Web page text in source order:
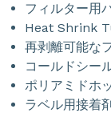
フィルター用
Heat Shrink
再剥離可能な
コールドシー
ポリアミドホ
ラベル用接着